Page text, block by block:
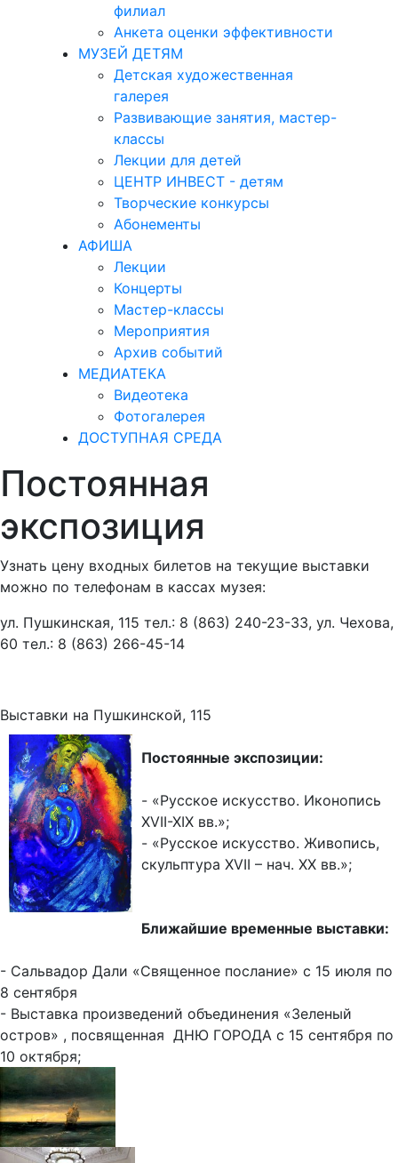
филиал
Анкета оценки эффективности
МУЗЕЙ ДЕТЯМ
Детская художественная
галерея
Развивающие занятия, мастер-
классы
Лекции для детей
ЦЕНТР ИНВЕСТ - детям
Творческие конкурсы
Абонементы
АФИША
Лекции
Концерты
Мастер-классы
Мероприятия
Архив событий
МЕДИАТЕКА
Видеотека
Фотогалерея
ДОСТУПНАЯ СРЕДА
Постоянная
экспозиция
Узнать цену входных билетов на текущие выставки
можно по телефонам в кассах музея:
ул. Пушкинская, 115 тел.: 8 (863) 240-23-33, ул. Чехова,
60 тел.: 8 (863) 266-45-14
Выставки на Пушкинской, 115
Постоянные экспозиции:
- «Русское искусство. Иконопись
XVII-XIX вв.»;
- «Русское искусство. Живопись,
скульптура XVII – нач. XX вв.»;
Ближайшие временные выставки:
- Сальвадор Дали «Священное послание» с 15 июля по
8 сентября
- Выставка произведений объединения «Зеленый
остров» , посвященная ДНЮ ГОРОДА с 15 сентября по
10 октября;